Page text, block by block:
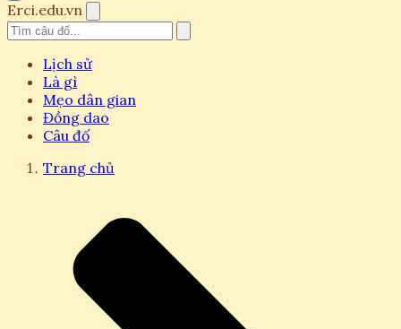
Erci.edu.vn
Lịch sử
Là gì
Mẹo dân gian
Đồng dao
Câu đố
Trang chủ